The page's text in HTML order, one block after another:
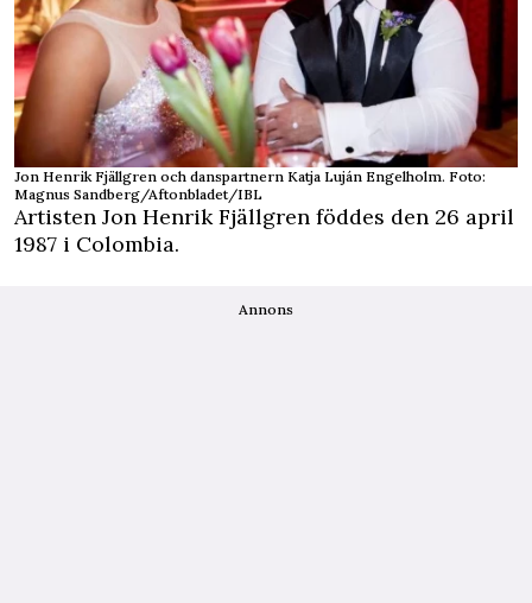
Jon Henrik Fjällgren och danspartnern Katja Luján Engelholm. Foto:
Magnus Sandberg/Aftonbladet/IBL
Artisten Jon Henrik Fjällgren föddes den 26 april
1987 i Colombia.
Annons